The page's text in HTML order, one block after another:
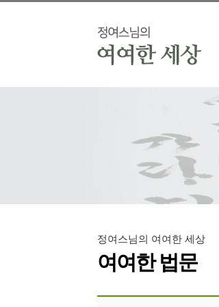
정여스님의 여여한 세상
여여한 법문